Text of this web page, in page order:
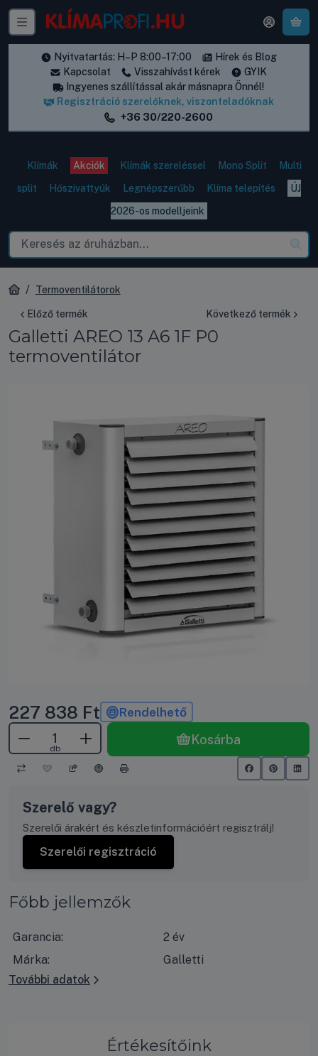
Nyitvatartás: H–P 8:00–17:00
Hírek és Blog
Kapcsolat
Visszahívást kérek
GYIK
Ingyenes szállítással akár másnapra Önnél!
Regisztráció szerelőknek, viszonteladóknak
+36 30/220-2600
Klímák Akciók Klímák szereléssel Mono Split
Multi
split
Hőszivattyúk Legnépszerűbb Klíma telepítés
ÚJ
2026-os modelljeink
Termoventilátorok
Előző termék Következő termék
Galletti AREO 13 A6 1F P0
termoventilátor
227 838 Ft Rendelhető
db
Kosárba
Szerelő vagy?
Szerelői árakért és készletinformációért regisztrálj!
Szerelői regisztráció
Főbb jellemzők
Garancia:
2 év
Márka:
Galletti
További adatok
Értékesítőink